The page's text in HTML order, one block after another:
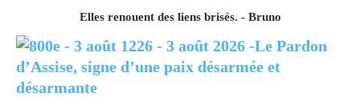
Elles renouent des liens brisés. - Bruno